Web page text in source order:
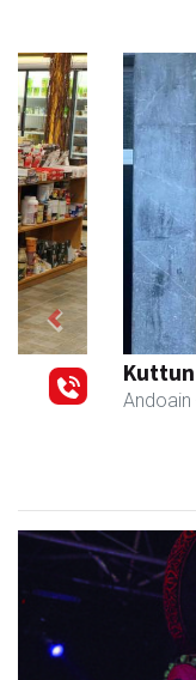
Kuttun kafetegia
Andoain -
Previous